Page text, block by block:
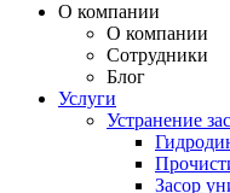
О компании
О компании
Сотрудники
Блог
Услуги
Устранение
Засор